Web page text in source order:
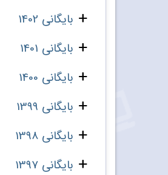
بایگانی 1402
بایگانی 1401
بایگانی 1400
بایگانی 1399
بایگانی 1398
بایگانی 1397